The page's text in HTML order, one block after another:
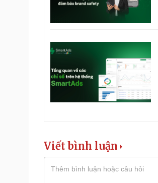
Viết bình luận